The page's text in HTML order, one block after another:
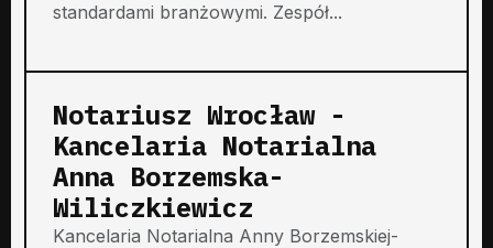
standardami branżowymi. Zespół...
Notariusz Wrocław -
Kancelaria Notarialna
Anna Borzemska-
Wiliczkiewicz
Kancelaria Notarialna Anny Borzemskiej-